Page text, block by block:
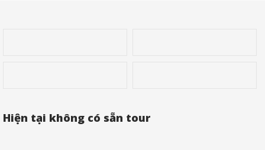
Hiện tại không có sẵn tour